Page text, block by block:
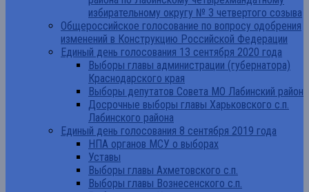
избирательному округу № 3 четвертого созыва
Общероссийское голосование по вопросу одобрения
изменений в Конструкцию Российской Федерации
Единый день голосования 13 сентября 2020 года
Выборы главы администрации (губернатора)
Краснодарского края
Выборы депутатов Совета МО Лабинский район
Досрочные выборы главы Харьковского с.п.
Лабинского района
Единый день голосования 8 сентября 2019 года
НПА органов МСУ о выборах
Уставы
Выборы главы Ахметовского с.п.
Выборы главы Вознесенского с.п.